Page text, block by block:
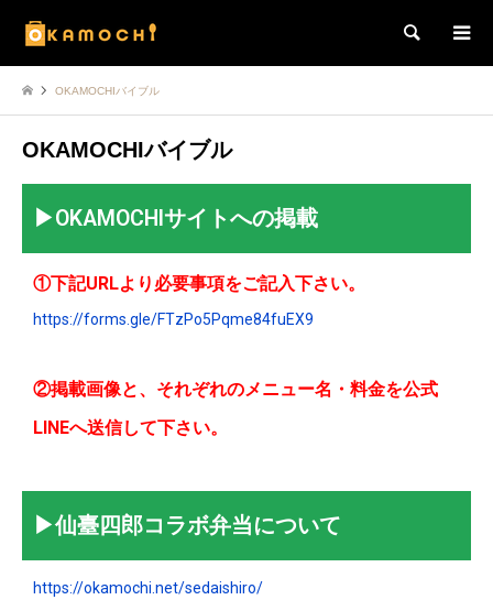
検索
OKAMOCHIバイブル
OKAMOCHIバイブル
▶︎OKAMOCHIサイトへの掲載
①下記URLより必要事項をご記入下さい。
https://forms.gle/FTzPo5Pqme84fuEX9
②掲載画像と、それぞれのメニュー名・料金を公式
LINEへ送信して下さい。
▶︎仙臺四郎コラボ弁当について
https://okamochi.net/sedaishiro/